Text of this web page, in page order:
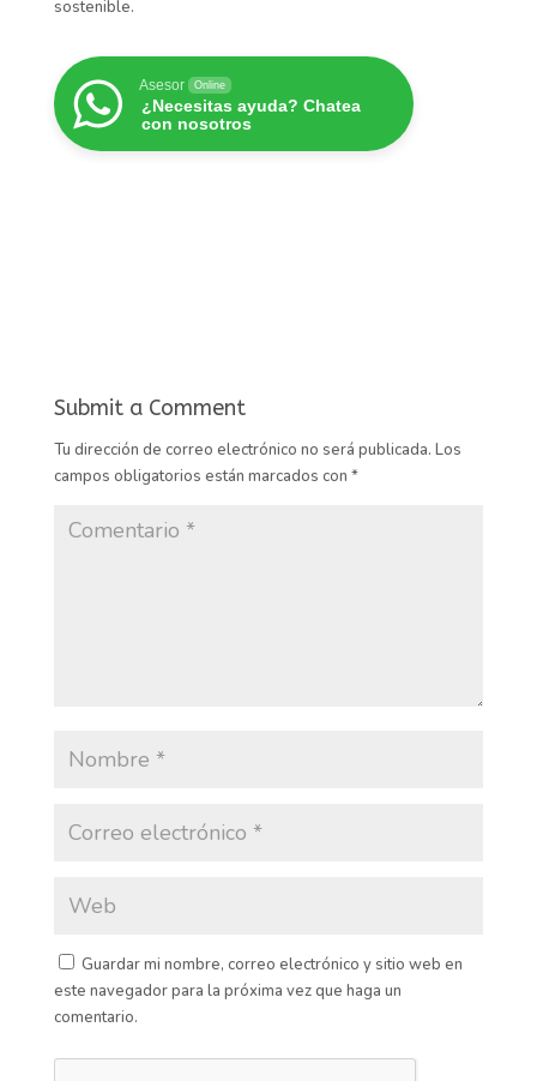
sostenible.
Asesor Online
¿Necesitas ayuda? Chatea
con nosotros
Submit a Comment
Tu dirección de correo electrónico no será publicada. Los
campos obligatorios están marcados con *
Guardar mi nombre, correo electrónico y sitio web en
este navegador para la próxima vez que haga un
comentario.